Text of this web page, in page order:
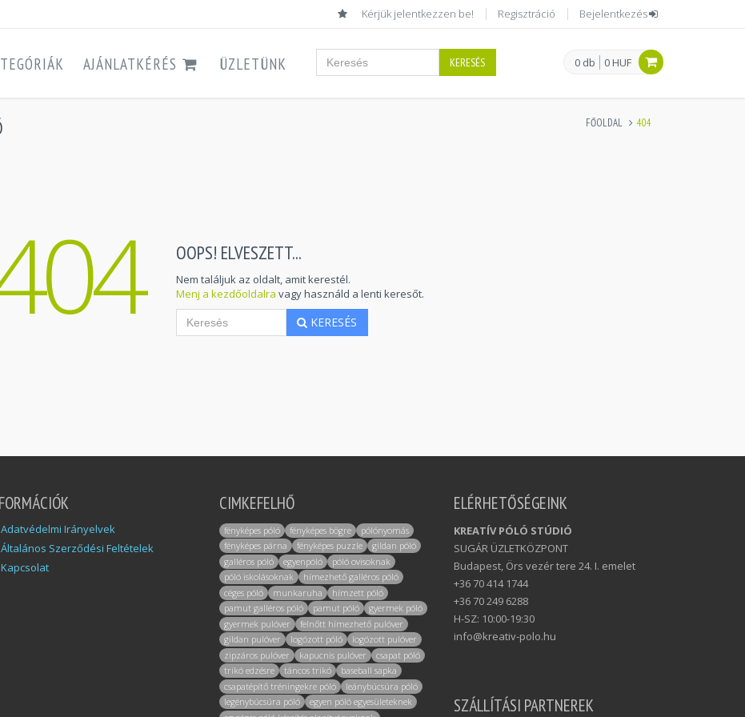
Kérjük jelentkezzen be! Regisztráció Bejelentkezés
0 db 0 HUF
AJÁNLATKÉRÉS ÜZLETÜNK KERESÉS
FŐOLDAL 404
OOPS! ELVESZETT...
Nem találjuk az oldalt, amit kerestél.
Menj a kezdőoldalra vagy használd a lenti keresőt.
KERESÉS
Adatvédelmi Irányelvek
Általános Szerződési Feltételek
Kapcsolat
CIMKEFELHŐ
fényképes póló fényképes bögre
pólónyomás
fényképes párna
fényképes puzzle
gildan póló
galléros póló
egyenpóló
póló ovisoknak
póló iskolásoknak
hímezhető galléros póló
céges póló
munkaruha
hímzett póló
pamut galléros póló
pamut póló
gyermek póló
gyermek pulóver
felnőtt hímezhető pulóver
gildan pulóver
logózott póló
logózott pulóver
zipzáros pulóver
kapucnis pulóver
csapat póló
trikó edzésre
táncos trikó
baseball sapka
csapatépítő tréningekre póló
leánybúcsúra póló
legénybúcsúra póló
egyen póló egyesületeknek
ELÉRHETŐSÉGEINK
KREATÍV PÓLÓ STÚDIÓ
SUGÁR ÜZLETKÖZPONT
Budapest, Örs vezér tere 24. I. emelet
+36 70 414 1744
+36 70 249 6288
H-SZ: 10:00-19:30
info@kreativ-polo.hu
SZÁLLÍTÁSI PARTNEREK